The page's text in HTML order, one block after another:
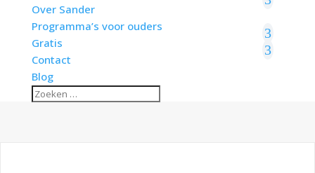
Over Sander
Programma’s voor ouders
Gratis
Contact
Blog